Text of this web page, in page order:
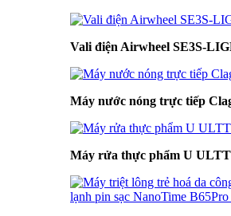
Vali điện Airwheel SE3S-
Máy nước nóng trực tiếp
Máy rửa thực phẩm U